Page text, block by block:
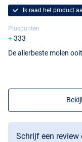
Ik raad het product
Pluspunten
333
De allerbeste molen ooit
Schrijf een